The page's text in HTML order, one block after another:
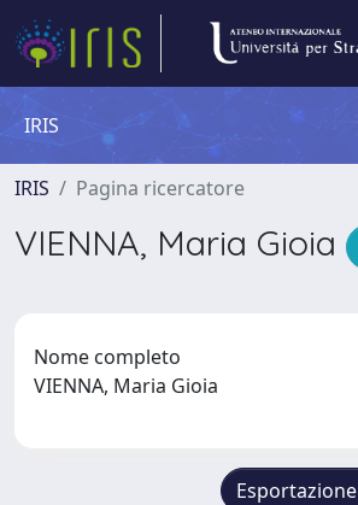
IRIS
IRIS Pagina ricercatore
VIENNA, Maria Gioia
Nome completo
VIENNA, Maria Gioia
Esportazione